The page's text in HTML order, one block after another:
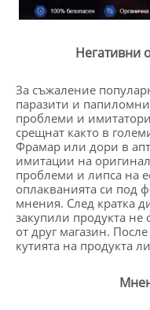
Негативни
За съжаление
паразити и
проблеми и
срещнат както в
Фрамар или дори в
имитации на
проблеми и липса на
оплакванията си под
мнения. След кратка
закупили продукта не
от друг магазин.
кутията на продукта